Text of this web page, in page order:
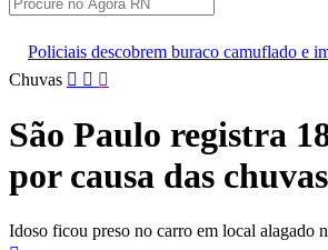
buraco camuflado e impedem fuga em
Pular
conteúdo
Chuvas
São Paulo registra
por causa das chuvas
Idoso ficou preso no carro em local alagado